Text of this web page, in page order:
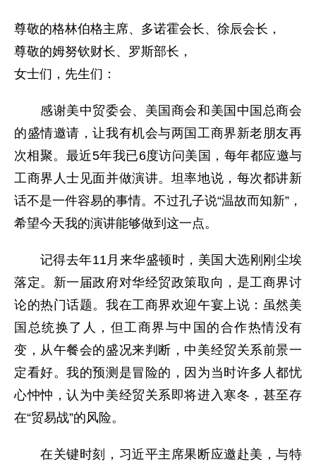
尊敬的格林伯格主席、多诺霍会长、徐辰会长，
尊敬的姆努钦财长、罗斯部长，
女士们，先生们：
感谢美中贸委会、美国商会和美国中国总商会
的盛情邀请，让我有机会与两国工商界新老朋友再
次相聚。最近5年我已6度访问美国，每年都应邀与
工商界人士见面并做演讲。坦率地说，每次都讲新
话不是一件容易的事情。不过孔子说“温故而知新”，
希望今天我的演讲能够做到这一点。
记得去年11月来华盛顿时，美国大选刚刚尘埃
落定。新一届政府对华经贸政策取向，是工商界讨
论的热门话题。我在工商界欢迎午宴上说：虽然美
国总统换了人，但工商界与中国的合作热情没有
变，从午餐会的盛况来判断，中美经贸关系前景一
定看好。我的预测是冒险的，因为当时许多人都忧
心忡忡，认为中美经贸关系即将进入寒冬，甚至存
在“贸易战”的风险。
在关键时刻，习近平主席果断应邀赴美，与特